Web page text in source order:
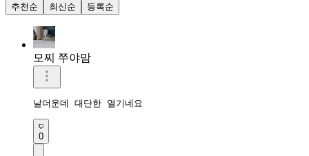
추천순
최신순 등록순
모찌 쭈야맘
날더운데 대단한 열기네요
0